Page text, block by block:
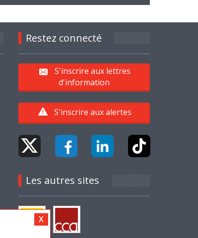
Restez connecté
S'inscrire aux lettres
d'information
S'inscrire aux alertes
Les autres sites